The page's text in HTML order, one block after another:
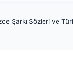
Şarkı Sözleri ve